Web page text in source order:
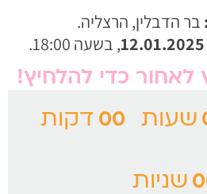
הרצליה.
, בשעה 18:00.
כדי להלחיץ!
00 דקות